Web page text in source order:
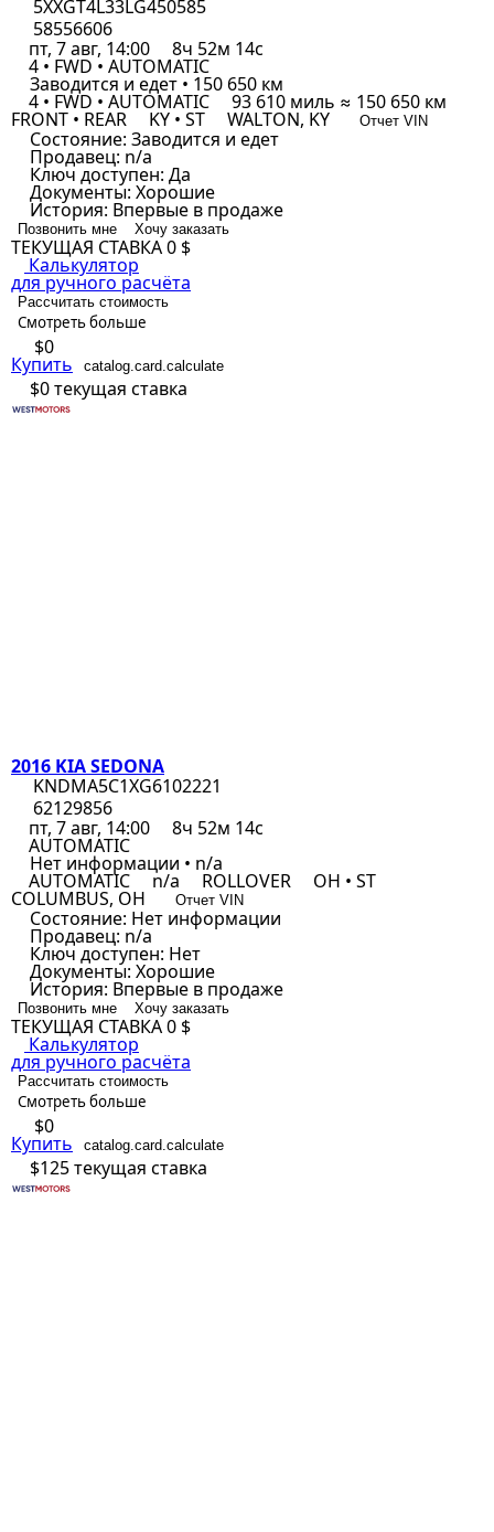
5XXGT4L33LG450585
58556606
пт, 7 авг, 14:00
8ч 52м 14с
4 • FWD • AUTOMATIC
Заводится и едет • 150 650 км
4 • FWD • AUTOMATIC 93 610 миль ≈ 150 650 км
FRONT • REAR KY • ST WALTON, KY Отчет VIN
Состояние: Заводится и едет
Продавец: n/a
Ключ доступен: Да
Документы: Хорошие
История: Впервые в продаже
Позвонить мне Хочу заказать
ТЕКУЩАЯ СТАВКА0 $
Калькулятор
для ручного расчёта
Рассчитать стоимость
Смотреть больше
$0
Купить catalog.card.calculate
$0текущая ставка
2016 KIA SEDONA
KNDMA5C1XG6102221
62129856
пт, 7 авг, 14:00
8ч 52м 14с
AUTOMATIC
Нет информации • n/a
AUTOMATIC n/a ROLLOVER OH • ST
COLUMBUS, OH Отчет VIN
Состояние: Нет информации
Продавец: n/a
Ключ доступен: Нет
Документы: Хорошие
История: Впервые в продаже
Позвонить мне Хочу заказать
ТЕКУЩАЯ СТАВКА0 $
Калькулятор
для ручного расчёта
Рассчитать стоимость
Смотреть больше
$0
Купить catalog.card.calculate
$125текущая ставка